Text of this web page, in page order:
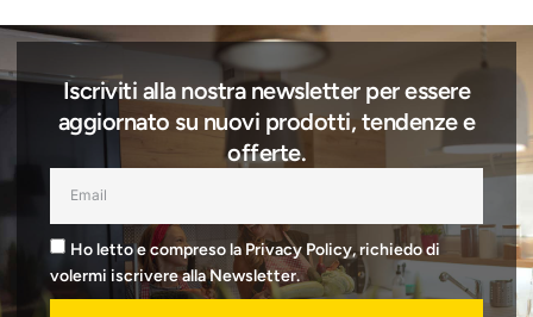
Iscriviti alla nostra newsletter per essere
aggiornato su nuovi prodotti, tendenze e
offerte.
Ho letto e compreso la Privacy Policy, richiedo di
volermi iscrivere alla Newsletter.